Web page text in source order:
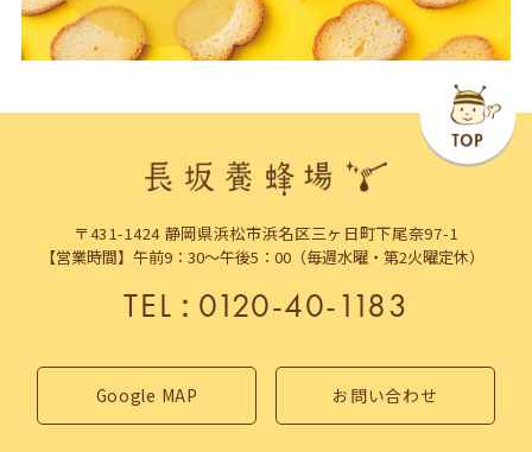
〒431-1424 静岡県浜松市浜名区三ヶ日町下尾奈97-1
【営業時間】午前9：30～午後5：00（毎週水曜・第2火曜定休）
TEL：0120-40-1183
Google MAP お問い合わせ